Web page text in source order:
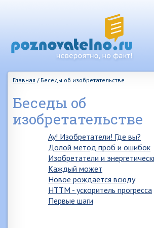
Главная / Беседы об изобретательстве
Беседы об
изобретательстве
Ау! Изобретатели! Где вы?
Долой метод проб и ошибок
Изобретатели и
Каждый может
Новое рождается всюду
НТТМ - ускоритель прогресса
Первые шаги